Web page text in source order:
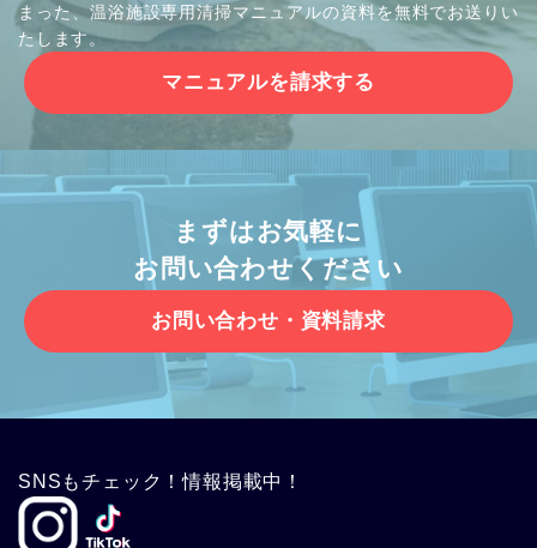
まった、温浴施設専用清掃マニュアルの資料を無料でお送りい
たします。
マニュアルを請求する
まずはお気軽に
お問い合わせください
お問い合わせ・資料請求
SNSもチェック！情報掲載中！